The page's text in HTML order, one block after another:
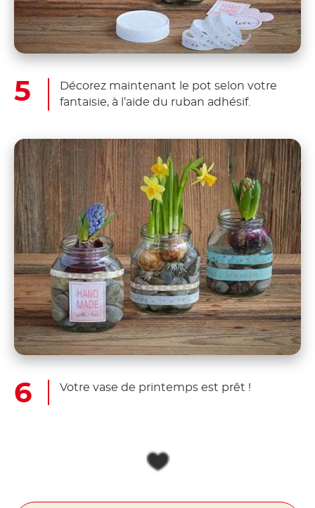
Décorez maintenant le pot selon votre
fantaisie, à l’aide du ruban adhésif.
Votre vase de printemps est prêt !